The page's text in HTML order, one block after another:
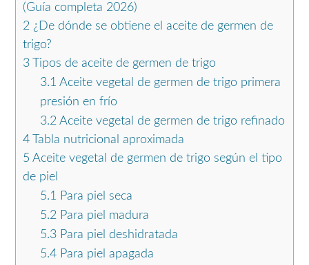
(Guía completa 2026)
2 ¿De dónde se obtiene el aceite de germen de
trigo?
3 Tipos de aceite de germen de trigo
3.1 Aceite vegetal de germen de trigo primera
presión en frío
3.2Aceite vegetal de germen de trigo refinado
4 Tabla nutricional aproximada
5 Aceite vegetal de germen de trigo según el tipo
de piel
5.1 Para piel seca
5.2Para piel madura
5.3Para piel deshidratada
5.4Para piel apagada